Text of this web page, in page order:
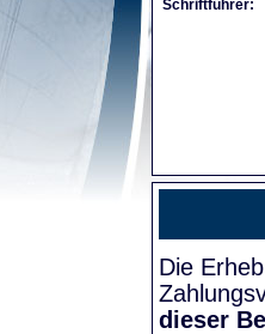
Schriftführer:
Die
dieser